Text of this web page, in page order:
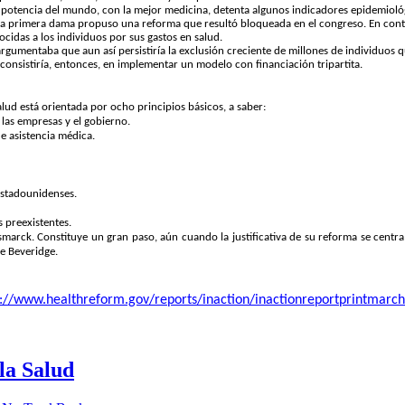
del mundo, con la mejor medicina, detenta algunos indicadores
dama propuso una reforma que resultó bloqueada en el congreso. En
a los individuos por sus gastos en salud.
que aun así persistiría la exclusión creciente de millones de individuos
entonces, en implementar un modelo con financiación tripartita.
está orientada por ocho principios básicos, a saber:
empresas y el gobierno.
asistencia médica.
preexistentes.
Constituye un gran paso, aún cuando la justificativa de su reforma se
Beveridge.
www.healthreform.gov/reports/inaction/
Salud